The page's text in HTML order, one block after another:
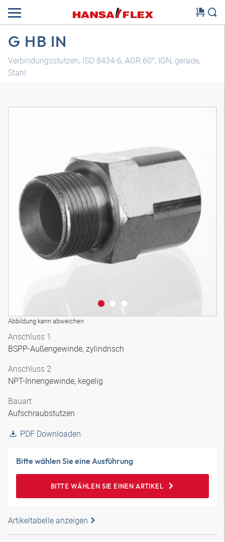
G HB IN
Verbindungsstutzen, ISO 8434-6, AGR 60°, IGN, gerade,
Stahl
Abbildung kann abweichen
3D Modell
Anschluss 1
BSPP-Außengewinde, zylindrisch
Anschluss 2
NPT-Innengewinde, kegelig
Bauart
Aufschraubstutzen
PDF Downloaden
Bitte wählen Sie eine Ausführung
BITTE WÄHLEN SIE EINEN ARTIKEL
Artikeltabelle anzeigen